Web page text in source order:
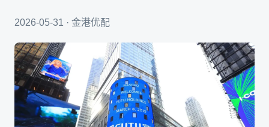
2026-05-31 · 金港优配